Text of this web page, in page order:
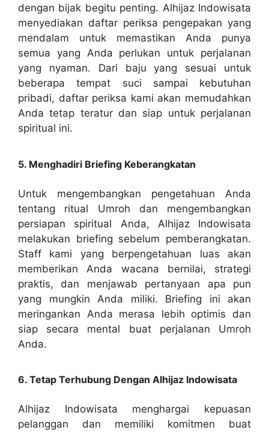
dengan bijak begitu penting. Alhijaz Indowisata
menyediakan daftar periksa pengepakan yang
mendalam untuk memastikan Anda punya
semua yang Anda perlukan untuk perjalanan
yang nyaman. Dari baju yang sesuai untuk
beberapa tempat suci sampai kebutuhan
pribadi, daftar periksa kami akan memudahkan
Anda tetap teratur dan siap untuk perjalanan
spiritual ini.
5. Menghadiri Briefing Keberangkatan
Untuk mengembangkan pengetahuan Anda
tentang ritual Umroh dan mengembangkan
persiapan spiritual Anda, Alhijaz Indowisata
melakukan briefing sebelum pemberangkatan.
Staff kami yang berpengetahuan luas akan
memberikan Anda wacana bernilai, strategi
praktis, dan menjawab pertanyaan apa pun
yang mungkin Anda miliki. Briefing ini akan
meringankan Anda merasa lebih optimis dan
siap secara mental buat perjalanan Umroh
Anda.
6. Tetap Terhubung Dengan Alhijaz Indowisata
Alhijaz Indowisata menghargai kepuasan
pelanggan dan memiliki komitmen buat